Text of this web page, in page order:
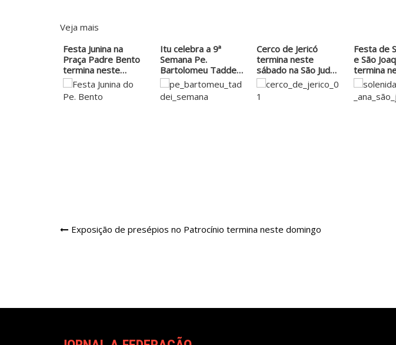
Veja mais
Festa Junina na
Praça Padre Bento
termina neste
domingo
Itu celebra a 9ª
Semana Pe.
Bartolomeu Taddei
com…
Cerco de Jericó
termina neste
sábado na São Judas
Tadeu
Festa de
e São
termina
Navegação
Exposição de presépios no Patrocínio termina neste domingo